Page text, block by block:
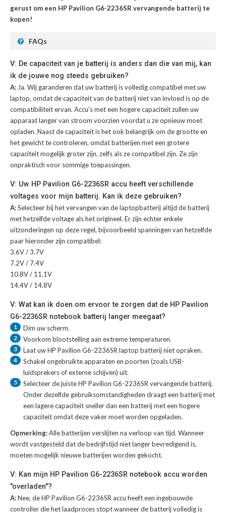
gerust om een HP Pavilion G6-2236SR vervangende batterij te
kopen!
FAQs
V: De capaciteit van je batterij is anders dan die van mij, kan
ik de jouwe nog steeds gebruiken?
A: Ja. Wij garanderen dat uw batterij is volledig compatibel met uw
laptop, omdat de capaciteit van de batterij niet van invloed is op de
compatibiliteit ervan. Accu's met een hogere capaciteit zullen uw
apparaat langer van stroom voorzien voordat u ze opnieuw moet
opladen. Naast de capaciteit is het ook belangrijk om de grootte en
het gewicht te controleren, omdat batterijen met een grotere
capaciteit mogelijk groter zijn, zelfs als ze compatibel zijn. Ze zijn
onpraktisch voor sommige toepassingen.
V: Uw HP Pavilion G6-2236SR accu heeft verschillende
voltages voor mijn batterij. Kan ik deze gebruiken?
A:Selecteer bij het vervangen van de laptopbatterij altijd de batterij
met hetzelfde voltage als het origineel. Er zijn echter enkele
uitzonderingen op deze regel, bijvoorbeeld spanningen van hetzelfde
paar hieronder zijn compatibel:
3.6V / 3.7V
7.2V / 7.4V
10.8V / 11.1V
14.4V / 14.8V
V: Wat kan ik doen om ervoor te zorgen dat de HP Pavilion
G6-2236SR notebook batterij langer meegaat?
1 Dim uw scherm.
2 Voorkom blootstelling aan extreme temperaturen.
3 Laat uwHP Pavilion G6-2236SR laptop batterijniet opraken.
4
Schakel ongebruikte apparaten en poorten (zoals USB-
luidsprekers of externe schijven) uit.
5 Selecteer de juisteHP Pavilion G6-2236SR vervangende batterij.
Onder dezelfde gebruiksomstandigheden draagt een batterij met
een lagere capaciteit sneller dan een batterij met een hogere
capaciteit omdat deze vaker moet worden opgeladen.
Opmerking:Alle batterijen verslijten na verloop van tijd. Wanneer
wordt vastgesteld dat de bedrijfstijd niet langer bevredigend is,
moeten mogelijk nieuwe batterijen worden gekocht.
V: Kan mijn HP Pavilion G6-2236SR notebook accu worden
"overladen"?
A:Nee, de HP Pavilion G6-2236SR accu heeft een ingebouwde
controller die het laadproces stopt wanneer de batterij volledig is